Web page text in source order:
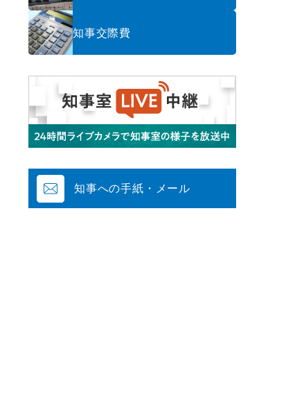
知事交際費
知事への手紙・メール